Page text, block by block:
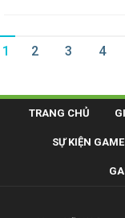
1 2 3 4
TRANG CHỦ
SỰ KIỆN GAME